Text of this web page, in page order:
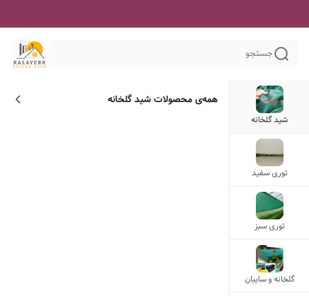
جستجو
شید گلخانه
توری سفید
توری سبز
گلخانه و سایبان
همه‌ی محصولاتشید گلخانه